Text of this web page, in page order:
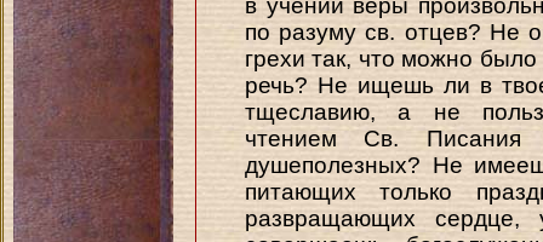
в учении веры
по разуму св. отцев? Не
грехи так, что можно
речь? Не ищешь ли в
тщеславию, а не
чтением Св.
душеполезных? Не
питающих только
развращающих